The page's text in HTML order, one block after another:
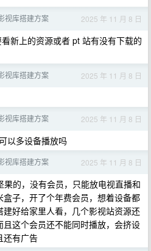
视库搭建方案 2025 年 11 月 8 日
新上的资源或者 pt 站有没有下载的
视库搭建方案 2025 年 11 月 8 日
视库搭建方案 2025 年 11 月 8 日
以多设备播放吗
视库搭建方案 2025 年 11 月 8 日
果的，没有会员，只能放电视直播和
子，开了个年费会员，想着设备都
好给家里人看，几个影视站资源还
这个会员还不能同时播放，会挤设
还有广告